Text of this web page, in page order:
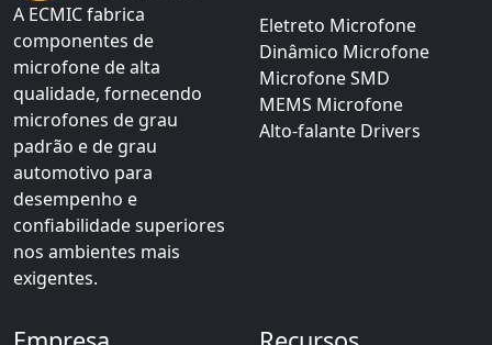
A ECMIC fabrica
componentes de
microfone de alta
qualidade, fornecendo
microfones de grau
padrão e de grau
automotivo para
desempenho e
confiabilidade superiores
nos ambientes mais
exigentes.
Eletreto Microfone
Dinâmico Microfone
Microfone SMD
MEMS Microfone
Alto-falante Drivers